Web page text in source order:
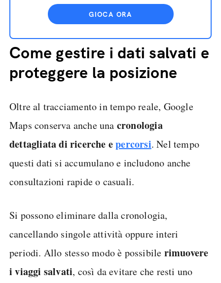
GIOCA ORA
Come gestire i dati salvati e
proteggere la posizione
Oltre al tracciamento in tempo reale, Google
Maps conserva anche una cronologia
dettagliata di ricerche epercorsi. Nel tempo
questi dati si accumulano e includono anche
consultazioni rapide o casuali.
Si possono eliminare dalla cronologia,
cancellando singole attività oppure interi
periodi. Allo stesso modo è possibile rimuovere
i viaggi salvati, così da evitare che resti uno